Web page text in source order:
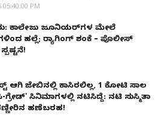
05:40:00 PM
ಕಾಲೇಜು ಜೂನಿಯರ್‌ಗಳ ಮೇಲೆ
ಹಲ್ಲೆ; ರ‌್ಯಾಗಿಂಗ್ ಶಂಕೆ – ಪೊಲೀಸ್
ಆಗಿ ಜೇಬಿನಲ್ಲಿ ಕಾಸಿರಲಿಲ್ಲ, ₹1 ಕೋಟಿ ಸಾಲ
ಗ್ರೇಡ್' ಸಿನಿಮಾಗಳಲ್ಲಿ ನಟಿಸಿದ್ದೆ: ನಟಿ ಸುಸ್ಮಿತಾ
ಹಣೆಬರಹ!